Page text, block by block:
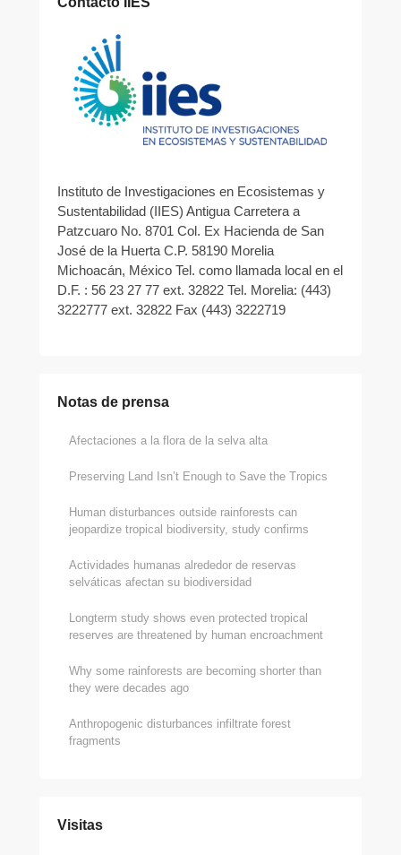
Instituto de Investigaciones en Ecosistemas y
Sustentabilidad (IIES) Antigua Carretera a
Patzcuaro No. 8701 Col. Ex Hacienda de San
José de la Huerta C.P. 58190 Morelia
Michoacán, México Tel. como llamada local en el
D.F. : 56 23 27 77 ext. 32822 Tel. Morelia: (443)
3222777 ext. 32822 Fax (443) 3222719
Notas de prensa
Afectaciones a la flora de la selva alta
Preserving Land Isn’t Enough to Save the Tropics
Human disturbances outside rainforests can
jeopardize tropical biodiversity, study confirms
Actividades humanas alrededor de reservas
selváticas afectan su biodiversidad
Long­term study shows even protected tropical
reserves are threatened by human encroachment
Why some rainforests are becoming shorter than
they were decades ago
Anthropogenic disturbances infiltrate forest
fragments
Visitas